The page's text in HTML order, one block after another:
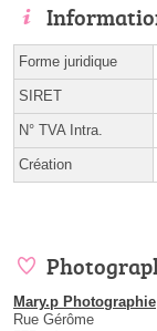
Forme juridique
SIRET
N° TVA Intra.
Création
Mary.p Photographie
Rue Gérôme